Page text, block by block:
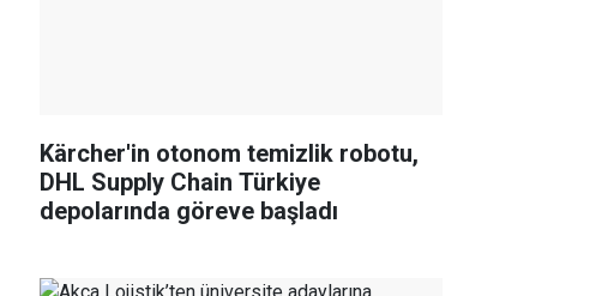
Kärcher'in otonom temizlik robotu,
DHL Supply Chain Türkiye
depolarında göreve başladı